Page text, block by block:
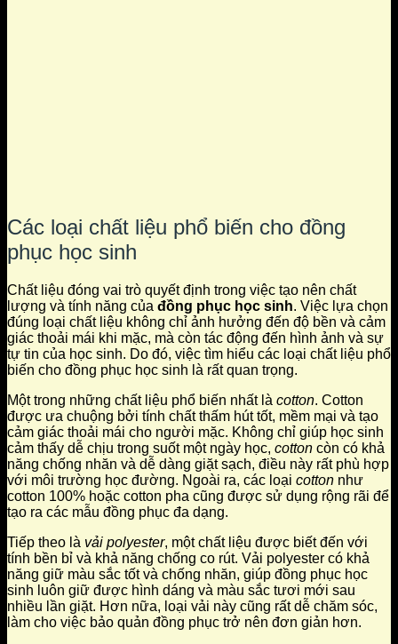
Các loại chất liệu phổ biến cho đồng
phục học sinh
Chất liệu đóng vai trò quyết định trong việc tạo nên chất
lượng và tính năng của đồng phục học sinh. Việc lựa chọn
đúng loại chất liệu không chỉ ảnh hưởng đến độ bền và cảm
giác thoải mái khi mặc, mà còn tác động đến hình ảnh và sự
tự tin của học sinh. Do đó, việc tìm hiểu các loại chất liệu phổ
biến cho đồng phục học sinh là rất quan trọng.
Một trong những chất liệu phổ biến nhất là cotton. Cotton
được ưa chuộng bởi tính chất thấm hút tốt, mềm mại và tạo
cảm giác thoải mái cho người mặc. Không chỉ giúp học sinh
cảm thấy dễ chịu trong suốt một ngày học, cotton còn có khả
năng chống nhăn và dễ dàng giặt sạch, điều này rất phù hợp
với môi trường học đường. Ngoài ra, các loại cotton như
cotton 100% hoặc cotton pha cũng được sử dụng rộng rãi để
tạo ra các mẫu đồng phục đa dạng.
Tiếp theo là vải polyester, một chất liệu được biết đến với
tính bền bỉ và khả năng chống co rút. Vải polyester có khả
năng giữ màu sắc tốt và chống nhăn, giúp đồng phục học
sinh luôn giữ được hình dáng và màu sắc tươi mới sau
nhiều lần giặt. Hơn nữa, loại vải này cũng rất dễ chăm sóc,
làm cho việc bảo quản đồng phục trở nên đơn giản hơn.